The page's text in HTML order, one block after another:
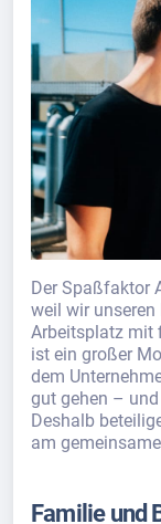
Der Spaßfaktor
weil wir
Arbeitsplatz mit
ist ein großer
dem
gut gehen –
Deshalb
am
Familie und